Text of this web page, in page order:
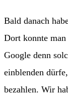
Bald danach
Dort konnte man
Google denn
einblenden
bezahlen. Wir